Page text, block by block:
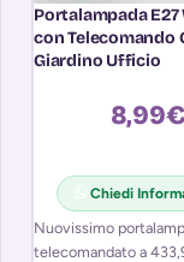
Portalampada
con Telecomando
Giardino Ufficio
8,99€
Chiedi
Nuovissimo
telecomandato a